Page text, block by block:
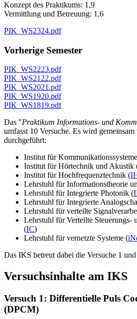
Konzept des Praktikums: 1,9
Vermittlung und Betreuung: 1,6
PIK_WS2324.pdf
Vorherige Semester
PIK_WS2223.pdf
PIK_WS2122.pdf
PIK_WS2021.pdf
PIK_WS1920.pdf
PIK_WS1819.pdf
Das "Praktikum Informations- und
umfasst 10 Versuche. Es wird
durchgeführt:
Institut für
Institut für Hörtechnik und Akustik
Institut für Hochfrequenztechnik (
Lehrstuhl für Informationstheorie
Lehrstuhl für Integrierte Photonik (
Lehrstuhl für Integrierte
Lehrstuhl für verteilte
Lehrstuhl für Verteilte Steuerungs-
(IC)
Lehrstuhl für vernetzte Systeme (
Das IKS betreut dabei die Versuche 1
Versuchsinhalte am IKS
Versuch 1: Differentielle Puls
(DPCM)